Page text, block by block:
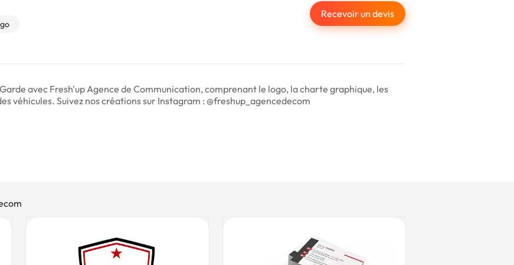
Recevoir un devis
avec Fresh'up Agence de Communication, comprenant le logo, la charte graphique, les
véhicules. Suivez nos créations sur Instagram : @freshup_agencedecom